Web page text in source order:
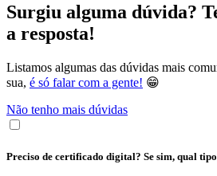
Surgiu alguma dúvida?
a resposta!
Listamos algumas das dúvidas mais
sua, é só falar com a gente! 😁
Não tenho mais dúvidas
Preciso de certificado digital? Se sim, qual